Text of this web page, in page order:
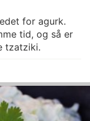
for agurk.
tid, og så er
tzatziki.